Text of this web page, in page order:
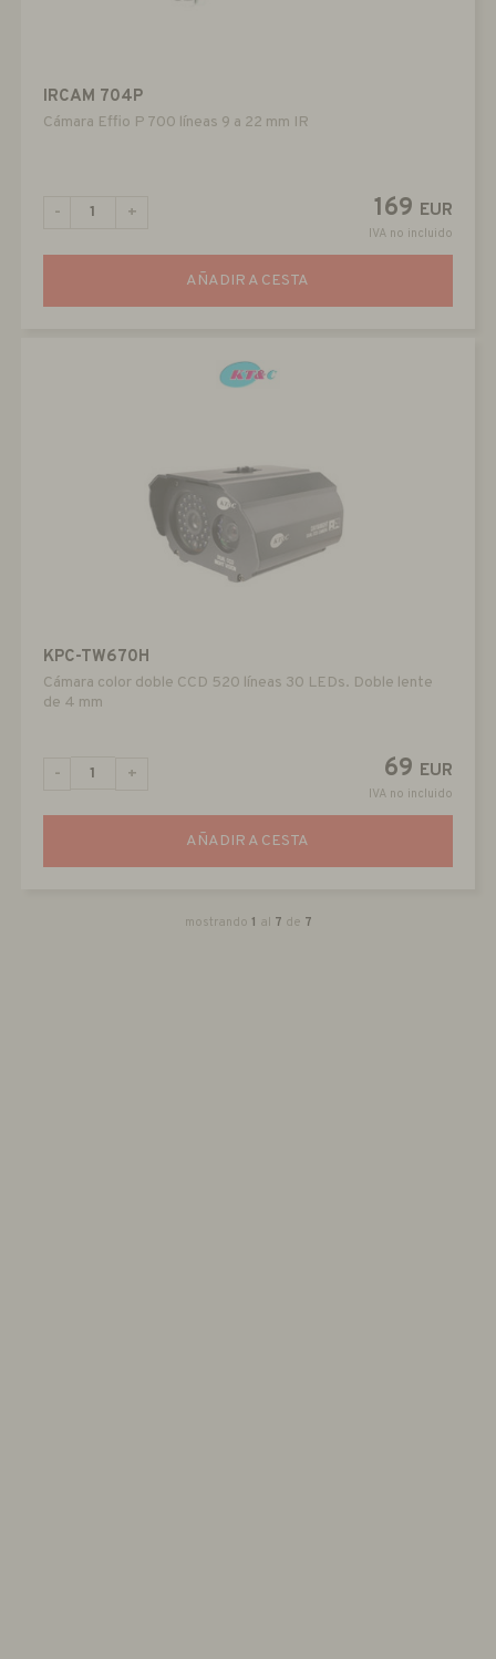
IRCAM 704P
Cámara Effio P 700 líneas 9 a 22 mm IR
169 EUR
IVA no incluido
- +
AÑADIR A CESTA
KPC-TW670H
Cámara color doble CCD 520 líneas 30 LEDs. Doble lente
de 4 mm
69 EUR
IVA no incluido
- +
AÑADIR A CESTA
mostrando 1 al 7 de 7